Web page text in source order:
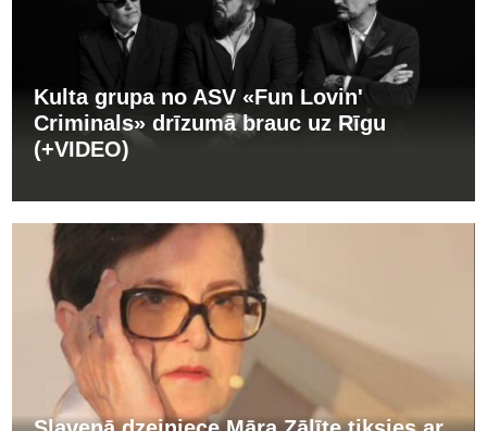
Kulta grupa no ASV «Fun Lovin'
Criminals» drīzumā brauc uz Rīgu
(+VIDEO)